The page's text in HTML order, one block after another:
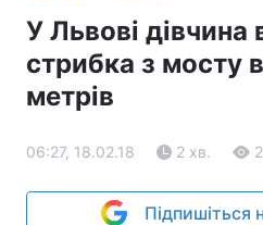
У Львові дівчина
стрибка з мосту
метрів
06:27, 18.02.18 2 хв.
Підпишіться